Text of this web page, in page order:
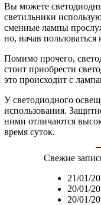
Вы можете
светильники
сменные лампы
но, начав
Помимо прочего,
стоит приобрести
это происходит с
У светодиодного
использования.
ними отличаются
время суток.
Свежие
21/01/
20/01/
20/01/